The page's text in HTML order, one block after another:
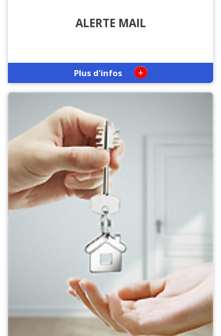
ALERTE MAIL
Plus d'infos +